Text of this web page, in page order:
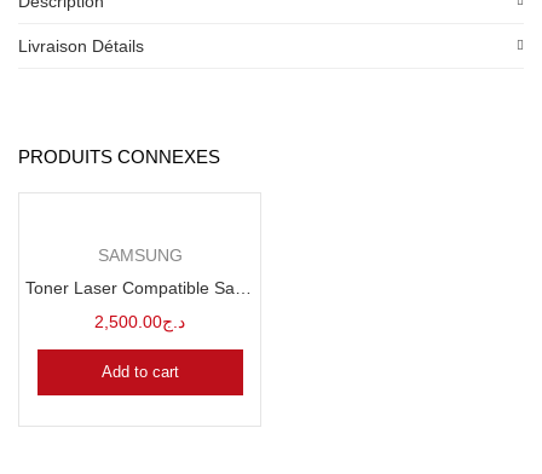
Livraison Détails
PRODUITS CONNEXES
SAMSUNG
د.ج2,500.00
Add to cart